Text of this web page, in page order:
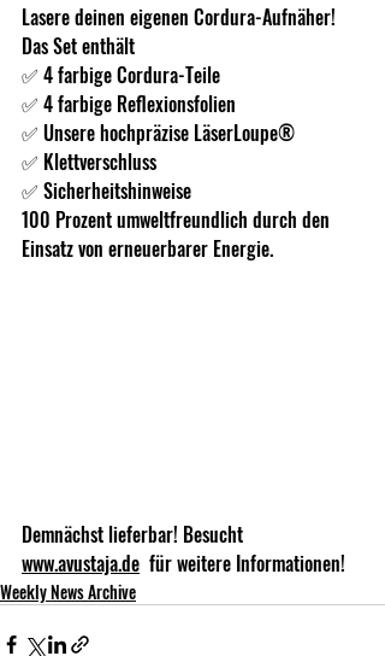
Lasere deinen eigenen Cordura-Aufnäher!
Das Set enthält
✅ 4 farbige Cordura-Teile
✅ 4 farbige Reflexionsfolien
✅ Unsere hochpräzise LäserLoupe®️
✅ Klettverschluss
✅ Sicherheitshinweise
100 Prozent umweltfreundlich durch den
Einsatz von erneuerbarer Energie.
Demnächst lieferbar! Besucht
www.avustaja.de
  für weitere Informationen!
Weekly News Archive